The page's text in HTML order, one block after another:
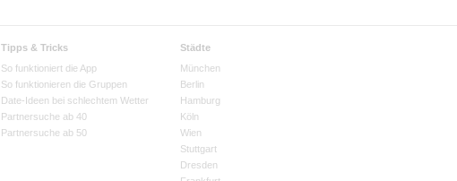
Tipps & Tricks
So funktioniert die App
So funktionieren die Gruppen
Date-Ideen bei schlechtem Wetter
Partnersuche ab 40
Partnersuche ab 50
Städte
München
Berlin
Hamburg
Köln
Wien
Stuttgart
Dresden